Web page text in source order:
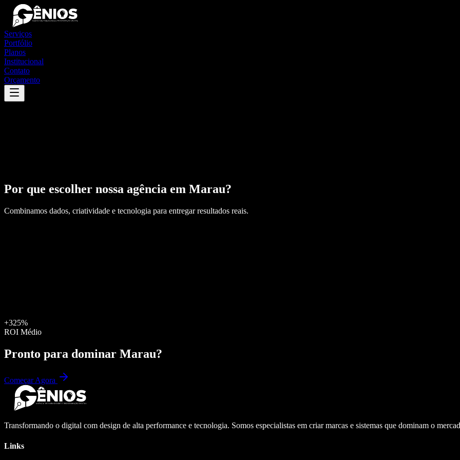
Serviços
Portfólio
Planos
Institucional
Contato
Orçamento
Por que escolher nossa agência em Marau?
Combinamos dados, criatividade e tecnologia para entregar resultados reais.
+325%
ROI Médio
Pronto para dominar Marau?
Começar Agora
Transformando o digital com design de alta performance e tecnologia. Somos especialistas em criar marcas e sistemas que dominam o
Links